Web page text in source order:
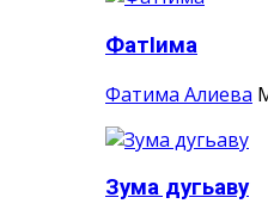
ФатIима
Фатима Алиева
Зума дугьаву